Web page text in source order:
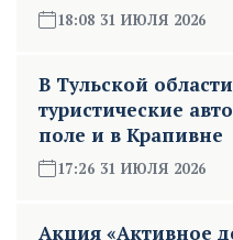
18:08 31 ИЮЛЯ 2026
В Тульской
туристические
поле и в Крапивне
17:26 31 ИЮЛЯ 2026
Акция «Активное